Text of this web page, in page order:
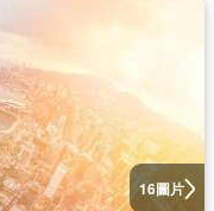
16圖片